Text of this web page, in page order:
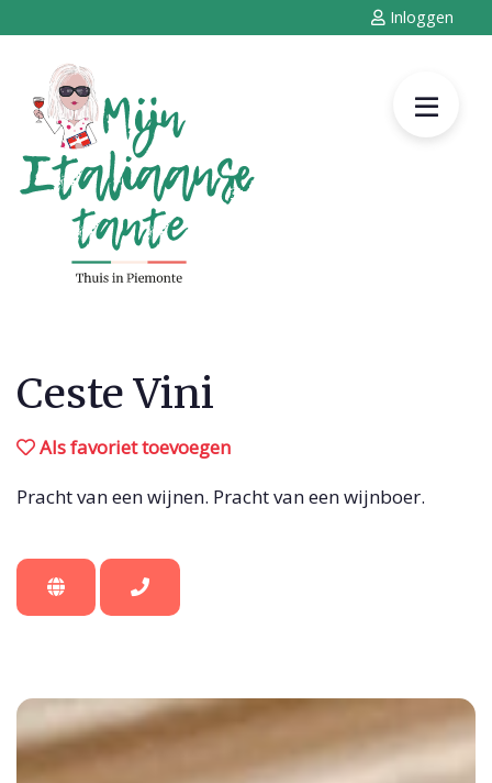
Inloggen
Ceste Vini
Als favoriet toevoegen
Pracht van een wijnen. Pracht van een wijnboer.